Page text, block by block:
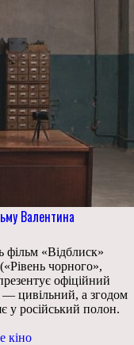
Валентина
фільм «Відблиск»
чорного»,
офіційний
— цивільний, а згодом
у російський полон.
кіно